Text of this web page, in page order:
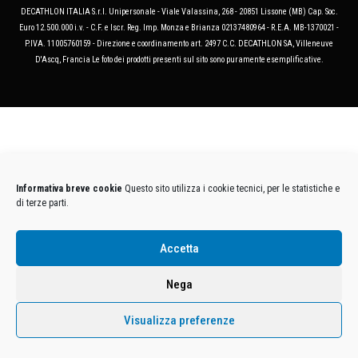
Informativa breve cookie Questo sito utilizza i cookie tecnici, per le statistiche e
di terze parti.
Accetta
Nega
Visualizza preferenze
DECATHLON ITALIA S.r.l. Unipersonale - Viale Valassina, 268 - 20851 Lissone (MB) Cap. Soc.
Euro 12.500.000 i.v. - C.F. e Iscr. Reg. Imp. Monza e Brianza 02137480964 - R.E.A. MB-1370021 -
P.IVA. 11005760159 - Direzione e coordinamento art. 2497 C.C. DECATHLON SA, Villeneuve
D'Ascq, Francia Le foto dei prodotti presenti sul sito sono puramente esemplificative.